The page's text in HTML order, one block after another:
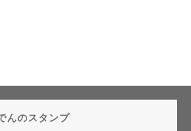
んのスタンプ